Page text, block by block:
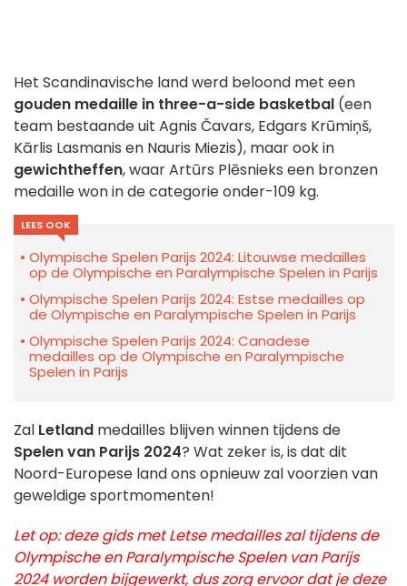
Het Scandinavische land werd beloond met een
gouden medaille in three-a-side basketbal (een
team bestaande uit Agnis Čavars, Edgars Krūmiņš,
Kārlis Lasmanis en Nauris Miezis), maar ook in
gewichtheffen, waar Artūrs Plēsnieks een bronzen
medaille won in de categorie onder-109 kg.
LEES OOK
Olympische Spelen Parijs 2024: Litouwse medailles
op de Olympische en Paralympische Spelen in Parijs
Olympische Spelen Parijs 2024: Estse medailles op
de Olympische en Paralympische Spelen in Parijs
Olympische Spelen Parijs 2024: Canadese
medailles op de Olympische en Paralympische
Spelen in Parijs
Zal Letland medailles blijven winnen tijdens de
Spelen van Parijs 2024? Wat zeker is, is dat dit
Noord-Europese land ons opnieuw zal voorzien van
geweldige sportmomenten!
Let op: deze gids met Letse medailles zal tijdens de
Olympische en Paralympische Spelen van Parijs
2024 worden bijgewerkt, dus zorg ervoor dat je deze